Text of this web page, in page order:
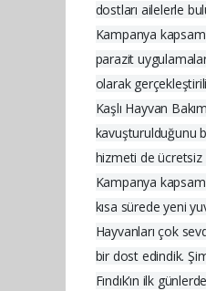
dostları ailelerle
Kampanya
parazit
olarak
Kaşlı Hayvan
kavuşturulduğunu
hizmeti de ücretsiz
Kampanya
kısa sürede yeni
Hayvanları çok
bir dost edindik.
Fındık’ın ilk